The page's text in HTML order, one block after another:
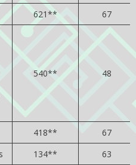
621** 67
540** 48
418**
67
134**
63